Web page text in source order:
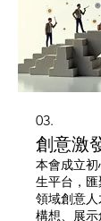
03.
創意激
本會成立
生平台，
領域創意
構想、展